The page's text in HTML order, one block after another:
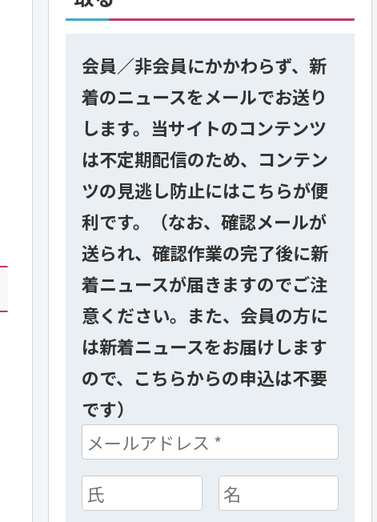
会員／非会員にかかわらず、新
着のニュースをメールでお送り
します。当サイトのコンテンツ
は不定期配信のため、コンテン
ツの見逃し防止にはこちらが便
利です。（なお、確認メールが
送られ、確認作業の完了後に新
着ニュースが届きますのでご注
意ください。また、会員の方に
は新着ニュースをお届けします
ので、こちらからの申込は不要
です）